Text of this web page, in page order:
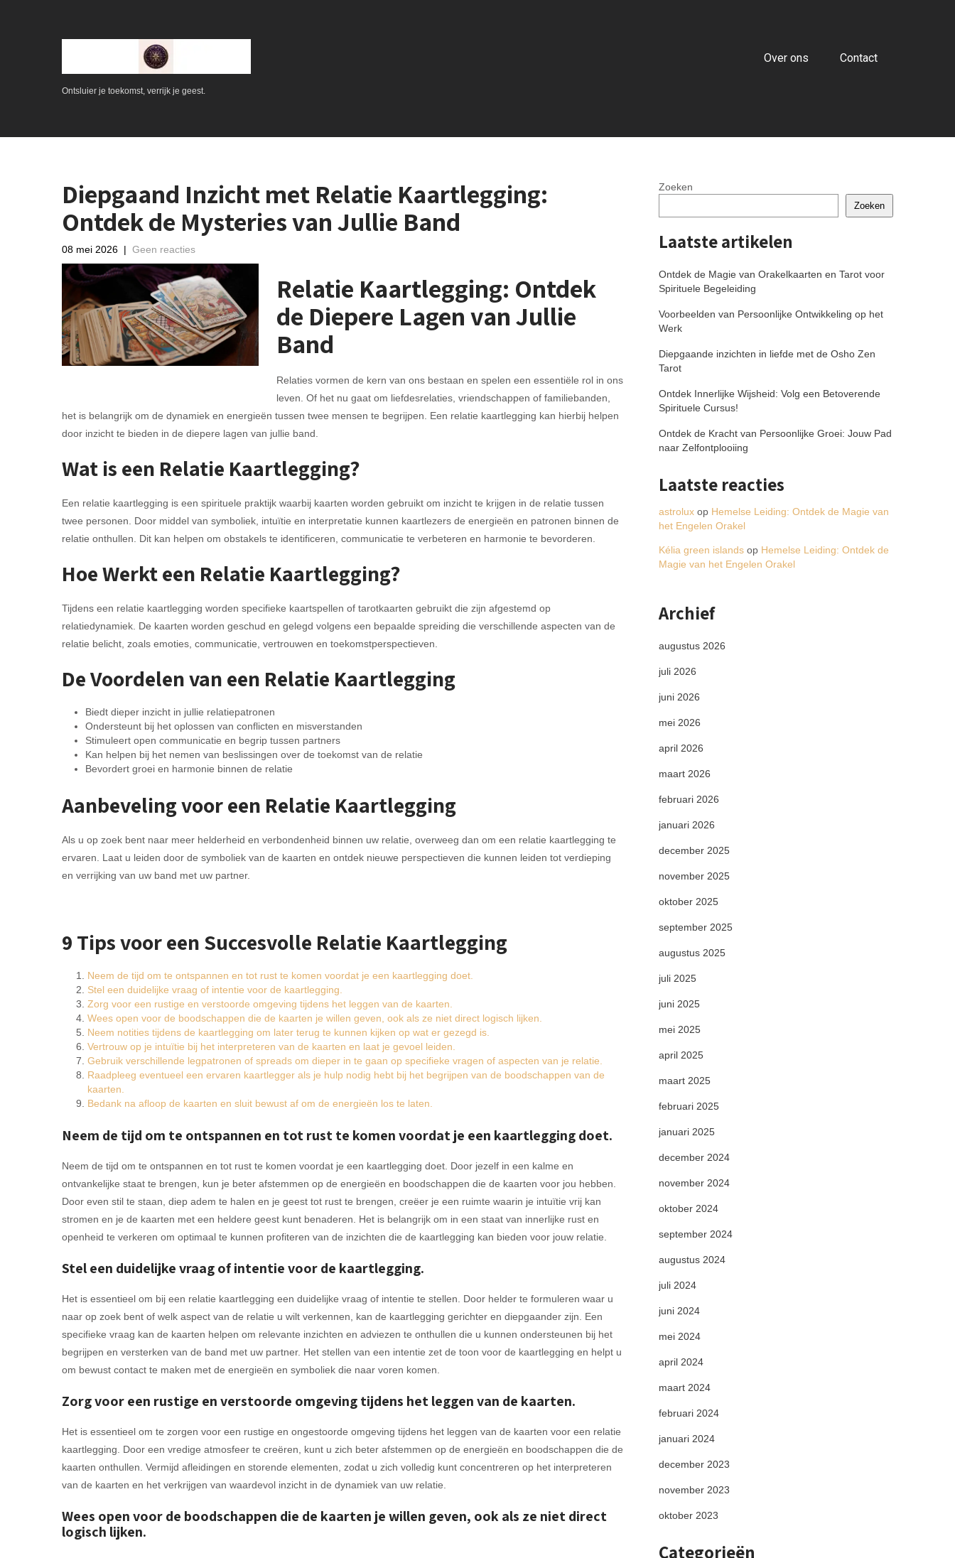
Ontsluier je toekomst, verrijk je geest.
Over ons Contact
Diepgaand Inzicht met Relatie Kaartlegging:
Ontdek de Mysteries van Jullie Band
08 mei 2026 | Geen reacties
Relatie Kaartlegging: Ontdek
de Diepere Lagen van Jullie
Band
Relaties vormen de kern van ons bestaan en spelen een essentiële rol in ons
leven. Of het nu gaat om liefdesrelaties, vriendschappen of familiebanden,
het is belangrijk om de dynamiek en energieën tussen twee mensen te begrijpen. Een relatie kaartlegging kan hierbij helpen
door inzicht te bieden in de diepere lagen van jullie band.
Wat is een Relatie Kaartlegging?
Een relatie kaartlegging is een spirituele praktijk waarbij kaarten worden gebruikt om inzicht te krijgen in de relatie tussen
twee personen. Door middel van symboliek, intuïtie en interpretatie kunnen kaartlezers de energieën en patronen binnen de
relatie onthullen. Dit kan helpen om obstakels te identificeren, communicatie te verbeteren en harmonie te bevorderen.
Hoe Werkt een Relatie Kaartlegging?
Tijdens een relatie kaartlegging worden specifieke kaartspellen of tarotkaarten gebruikt die zijn afgestemd op
relatiedynamiek. De kaarten worden geschud en gelegd volgens een bepaalde spreiding die verschillende aspecten van de
relatie belicht, zoals emoties, communicatie, vertrouwen en toekomstperspectieven.
De Voordelen van een Relatie Kaartlegging
Biedt dieper inzicht in jullie relatiepatronen
Ondersteunt bij het oplossen van conflicten en misverstanden
Stimuleert open communicatie en begrip tussen partners
Kan helpen bij het nemen van beslissingen over de toekomst van de relatie
Bevordert groei en harmonie binnen de relatie
Aanbeveling voor een Relatie Kaartlegging
Als u op zoek bent naar meer helderheid en verbondenheid binnen uw relatie, overweeg dan om een relatie kaartlegging te
ervaren. Laat u leiden door de symboliek van de kaarten en ontdek nieuwe perspectieven die kunnen leiden tot verdieping
en verrijking van uw band met uw partner.
9 Tips voor een Succesvolle Relatie Kaartlegging
Neem de tijd om te ontspannen en tot rust te komen voordat je een kaartlegging doet.
Stel een duidelijke vraag of intentie voor de kaartlegging.
Zorg voor een rustige en verstoorde omgeving tijdens het leggen van de kaarten.
Wees open voor de boodschappen die de kaarten je willen geven, ook als ze niet direct logisch lijken.
Neem notities tijdens de kaartlegging om later terug te kunnen kijken op wat er gezegd is.
Vertrouw op je intuïtie bij het interpreteren van de kaarten en laat je gevoel leiden.
Gebruik verschillende legpatronen of spreads om dieper in te gaan op specifieke vragen of aspecten van je relatie.
Raadpleeg eventueel een ervaren kaartlegger als je hulp nodig hebt bij het begrijpen van de boodschappen van de
kaarten.
Bedank na afloop de kaarten en sluit bewust af om de energieën los te laten.
Neem de tijd om te ontspannen en tot rust te komen voordat je een kaartlegging doet.
Neem de tijd om te ontspannen en tot rust te komen voordat je een kaartlegging doet. Door jezelf in een kalme en
ontvankelijke staat te brengen, kun je beter afstemmen op de energieën en boodschappen die de kaarten voor jou hebben.
Door even stil te staan, diep adem te halen en je geest tot rust te brengen, creëer je een ruimte waarin je intuïtie vrij kan
stromen en je de kaarten met een heldere geest kunt benaderen. Het is belangrijk om in een staat van innerlijke rust en
openheid te verkeren om optimaal te kunnen profiteren van de inzichten die de kaartlegging kan bieden voor jouw relatie.
Stel een duidelijke vraag of intentie voor de kaartlegging.
Het is essentieel om bij een relatie kaartlegging een duidelijke vraag of intentie te stellen. Door helder te formuleren waar u
naar op zoek bent of welk aspect van de relatie u wilt verkennen, kan de kaartlegging gerichter en diepgaander zijn. Een
specifieke vraag kan de kaarten helpen om relevante inzichten en adviezen te onthullen die u kunnen ondersteunen bij het
begrijpen en versterken van de band met uw partner. Het stellen van een intentie zet de toon voor de kaartlegging en helpt u
om bewust contact te maken met de energieën en symboliek die naar voren komen.
Zorg voor een rustige en verstoorde omgeving tijdens het leggen van de kaarten.
Het is essentieel om te zorgen voor een rustige en ongestoorde omgeving tijdens het leggen van de kaarten voor een relatie
kaartlegging. Door een vredige atmosfeer te creëren, kunt u zich beter afstemmen op de energieën en boodschappen die de
kaarten onthullen. Vermijd afleidingen en storende elementen, zodat u zich volledig kunt concentreren op het interpreteren
van de kaarten en het verkrijgen van waardevol inzicht in de dynamiek van uw relatie.
Wees open voor de boodschappen die de kaarten je willen geven, ook als ze niet direct
logisch lijken.
Zoeken
Zoeken
Laatste artikelen
Ontdek de Magie van Orakelkaarten en Tarot voor
Spirituele Begeleiding
Voorbeelden van Persoonlijke Ontwikkeling op het
Werk
Diepgaande inzichten in liefde met de Osho Zen
Tarot
Ontdek Innerlijke Wijsheid: Volg een Betoverende
Spirituele Cursus!
Ontdek de Kracht van Persoonlijke Groei: Jouw Pad
naar Zelfontplooiing
Laatste reacties
astrolux op Hemelse Leiding: Ontdek de Magie van
het Engelen Orakel
Kélia green islands op Hemelse Leiding: Ontdek de
Magie van het Engelen Orakel
Archief
augustus 2026
juli 2026
juni 2026
mei 2026
april 2026
maart 2026
februari 2026
januari 2026
december 2025
november 2025
oktober 2025
september 2025
augustus 2025
juli 2025
juni 2025
mei 2025
april 2025
maart 2025
februari 2025
januari 2025
december 2024
november 2024
oktober 2024
september 2024
augustus 2024
juli 2024
juni 2024
mei 2024
april 2024
maart 2024
februari 2024
januari 2024
december 2023
november 2023
oktober 2023
Categorieën